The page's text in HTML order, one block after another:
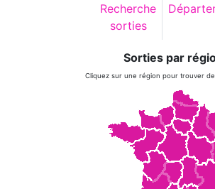
Recherche
sorties
Sorties par
Cliquez sur une région pour trouver